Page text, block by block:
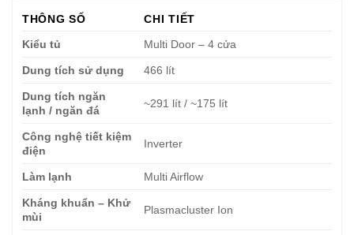
THÔNG SỐ
CHI TIẾT
Kiểu tủ
Multi Door – 4 cửa
Dung tích sử dụng 466 lít
Dung tích ngăn
lạnh / ngăn đá
~291 lít / ~175 lít
Công nghệ tiết kiệm
điện
Inverter
Làm lạnh Multi Airflow
Kháng khuẩn – Khử
mùi
Plasmacluster Ion